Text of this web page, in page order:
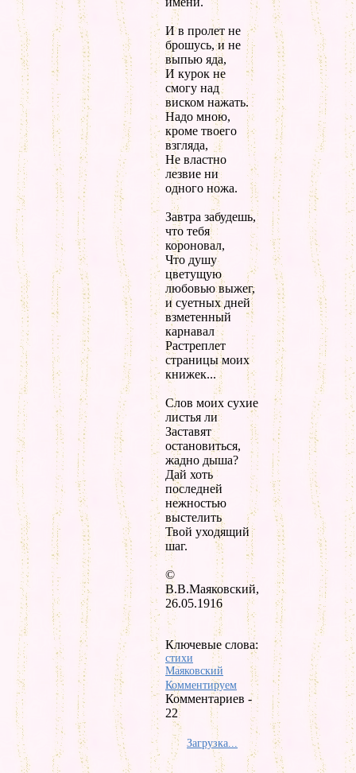
И в пролет не
брошусь, и не
выпью яда,
И курок не
смогу над
виском нажать.
Надо мною,
кроме твоего
взгляда,
Не властно
лезвие ни
одного ножа.
Завтра забудешь,
что тебя
короновал,
Что душу
цветущую
любовью выжег,
и суетных дней
взметенный
карнавал
Растреплет
страницы моих
книжек...
Слов моих сухие
листья ли
Заставят
остановиться,
жадно дыша?
Дай хоть
последней
нежностью
выстелить
Твой уходящий
шаг.
©
В.В.Маяковский,
26.05.1916
Ключевые слова:
стихи
Маяковский
Комментируем
Комментариев -
22
Загрузка...